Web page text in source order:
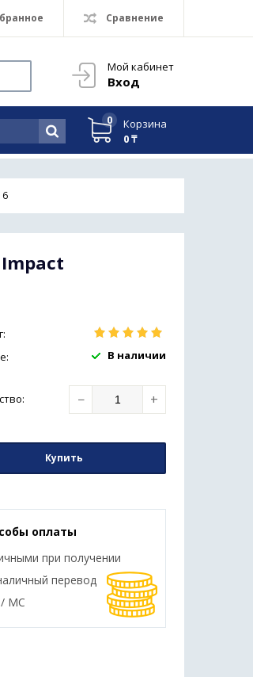
Сравнение
Мой кабинет
Вход
0
Корзина
0 ₸
В наличии
: − +
Купить
оплаты
при получении
перевод
MC